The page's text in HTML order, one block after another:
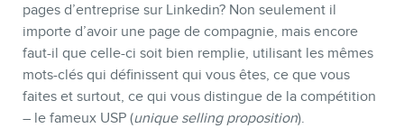
pages d’entreprise sur Linkedin? Non seulement il
importe d’avoir une page de compagnie, mais encore
faut-il que celle-ci soit bien remplie, utilisant les mêmes
mots-clés qui définissent qui vous êtes, ce que vous
faites et surtout, ce qui vous distingue de la compétition
– le fameux USP (unique selling proposition).